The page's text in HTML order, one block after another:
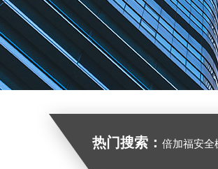
热门搜索： 倍加福安全栅、倍加福传